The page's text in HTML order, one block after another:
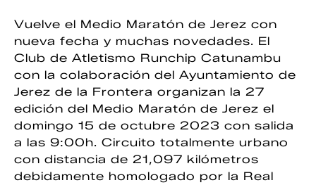
Vuelve el Medio Maratón de Jerez con
nueva fecha y muchas novedades. El
Club de Atletismo Runchip Catunambu
con la colaboración del Ayuntamiento de
Jerez de la Frontera organizan la 27
edición del Medio Maratón de Jerez el
domingo 15 de octubre 2023 con salida
a las 9:00h. Circuito totalmente urbano
con distancia de 21,097 kilómetros
debidamente homologado por la Real